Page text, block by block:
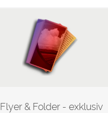
Flyer & Folder - exklusiv